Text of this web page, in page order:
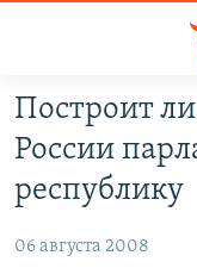
упрощенного
доступа
основному
ПРОГРАММЫ
ПОДКАСТЫ
АВТОРСКИЕ
ЦИТАТЫ СВОБОДЫ
Построит
России
республику
06 августа 2008